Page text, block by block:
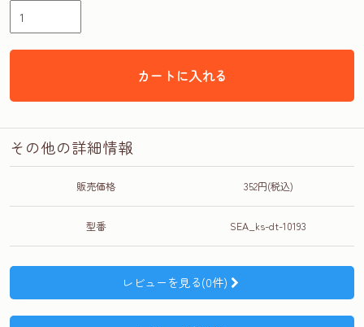
カートに入れる
その他の詳細情報
販売価格 352円(税込)
型番 SEA_ks-dt-10193
レビューを見る(0件)